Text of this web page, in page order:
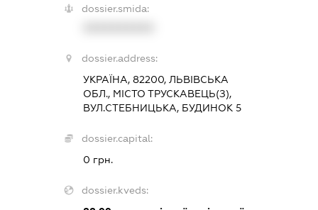
dossier.smida:
dossier.address:
УКРАЇНА, 82200, ЛЬВІВСЬКА
ОБЛ., МІСТО ТРУСКАВЕЦЬ(З),
ВУЛ.СТЕБНИЦЬКА, БУДИНОК 5
dossier.capital:
0 грн.
dossier.kveds: